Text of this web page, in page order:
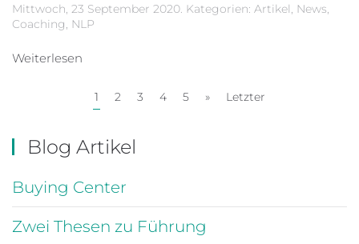
Mittwoch, 23 September 2020. Kategorien: Artikel, News,
Coaching, NLP
Weiterlesen
1 2 3 4 5 » Letzter
Blog Artikel
Buying Center
Zwei Thesen zu Führung